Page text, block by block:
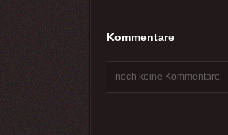
Kommentare
noch keine Kommentare